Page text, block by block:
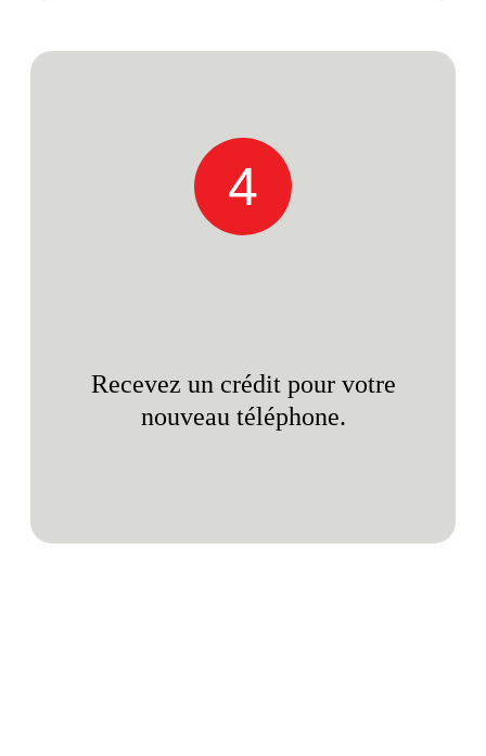
4
Recevez un crédit pour votre
nouveau téléphone.